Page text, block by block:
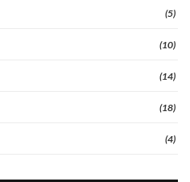
(5)
(10)
(14)
(18)
(4)